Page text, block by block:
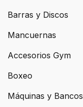
Barras y Discos
Mancuernas
Accesorios Gym
Boxeo
Máquinas y Bancos